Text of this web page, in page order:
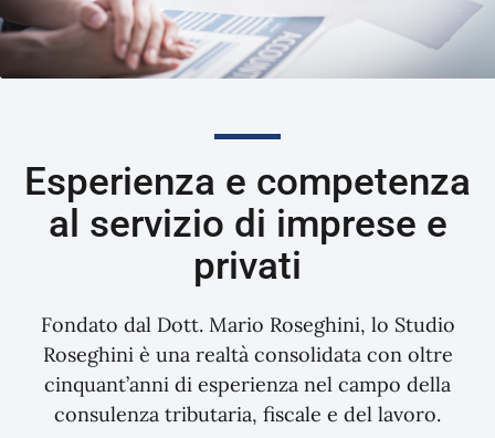
Esperienza e competenza
al servizio di imprese e
privati
Fondato dal Dott. Mario Roseghini, lo Studio
Roseghini è una realtà consolidata con oltre
cinquant’anni di esperienza nel campo della
consulenza tributaria, fiscale e del lavoro.